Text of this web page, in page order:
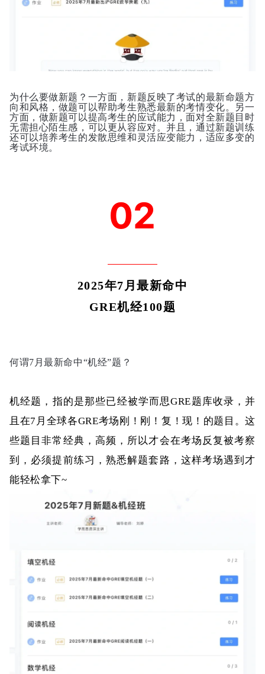
为什么要做新题？一方面 ，新题反映了考试的最新命题方
向和风格，做题可以帮助考生熟悉最新的考情变化。另一
方面 ，做新题可以提高考生的应试能力，面对全新题目时
无需担心陌生感，可以更从容应对。并且，通过新题训练
还可以培养考生的发散思维和灵活应变能力，适应多变的
考试环境。
02
2025年7月最新命中
GRE机经100题
何谓7月最新命中“机经”题？
机经题，指的是那些已经被学而思GRE题库收录，并
且在7月全球各GRE考场刚！刚！复！现！ 的题 目。这
些题目非常经典，高频，所以才会在考场反复被考察
到，必须提前练习，熟悉解题套路，这样考场遇到才
能轻松拿下~